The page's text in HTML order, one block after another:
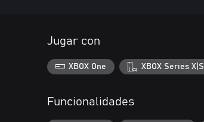
Jugar con
XBOX One XBOX Series X|S
Funcionalidades